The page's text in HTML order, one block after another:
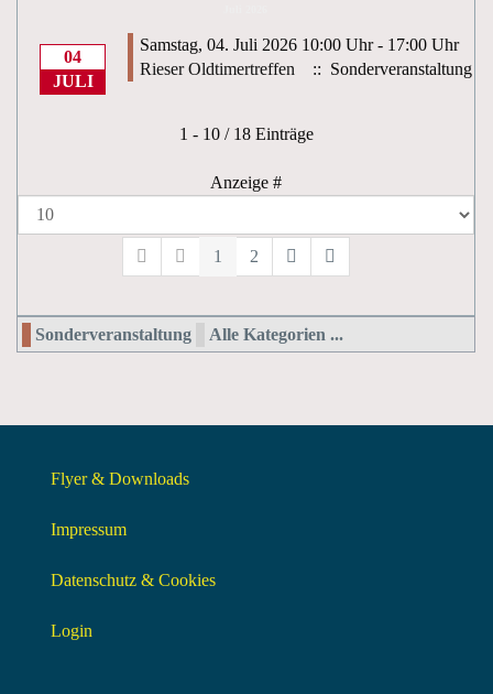
04
JULI
Samstag, 04. Juli 2026 10:00 Uhr - 17:00 Uhr
Rieser Oldtimertreffen
:: Sonderveranstaltung
Limite der Paginierungsliste
1 - 10 / 18 Einträge
Anzeige #
1 2
Sonderveranstaltung Alle Kategorien ...
Flyer & Downloads
Impressum
Datenschutz & Cookies
Login